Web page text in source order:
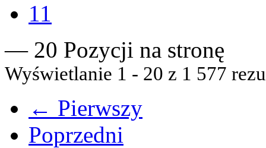
11
— 20 Pozycji na stronę
Wyświetlanie 1 - 20 z 1 577
← Pierwszy
Poprzedni